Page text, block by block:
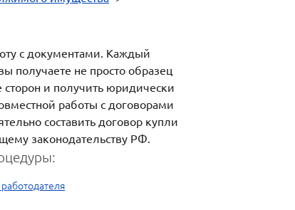
с документами. Каждый
получаете не просто образец
сторон и получить юридически
работы с договорами
составить договор купли
законодательству РФ.